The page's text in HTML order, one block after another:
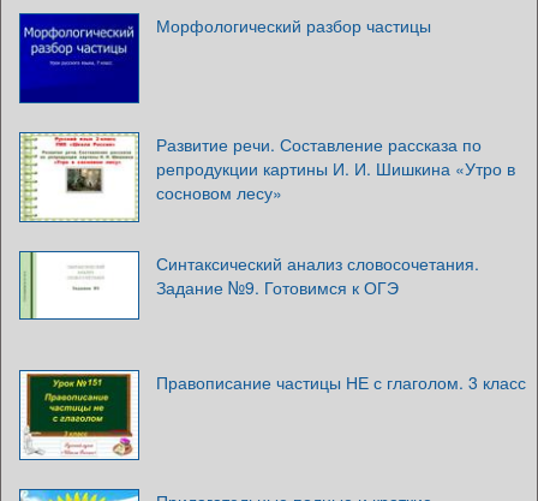
Морфологический разбор частицы
Развитие речи. Составление рассказа по
репродукции картины И. И. Шишкина «Утро в
сосновом лесу»
Синтаксический анализ словосочетания.
Задание №9. Готовимся к ОГЭ
Правописание частицы НЕ с глаголом. 3 класс